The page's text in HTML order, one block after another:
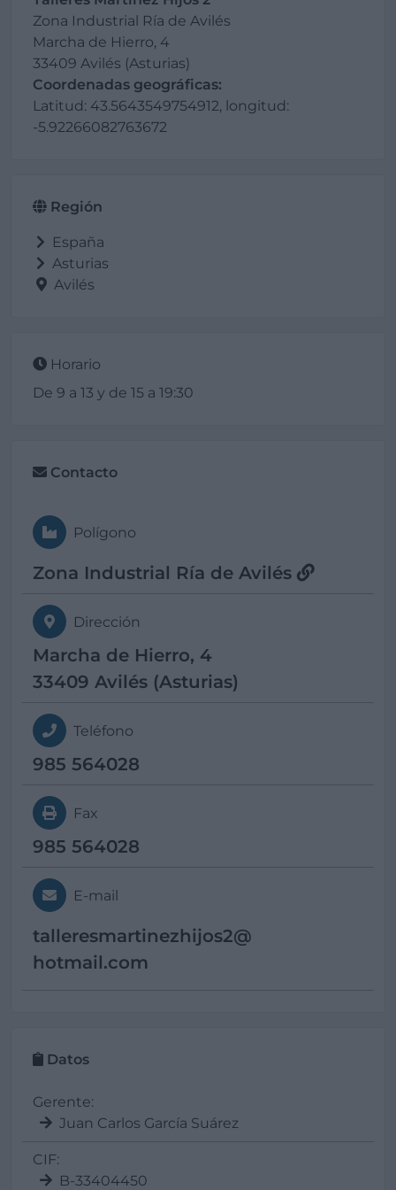
Zona Industrial Ría de Avilés
Marcha de Hierro, 4
33409 Avilés (Asturias)
Coordenadas geográficas:
Latitud: 43.5643549754912, longitud:
-5.92266082763672
Región
España
Asturias
Avilés
Horario
De 9 a 13 y de 15 a 19:30
Contacto
Polígono
Zona Industrial Ría de Avilés
Dirección
Marcha de Hierro, 4
33409 Avilés (Asturias)
Teléfono
985 564028
Fax
985 564028
E-mail
talleresmartinezhijos2@
hotmail.com
Datos
Gerente:
Juan Carlos García Suárez
CIF:
B-33404450